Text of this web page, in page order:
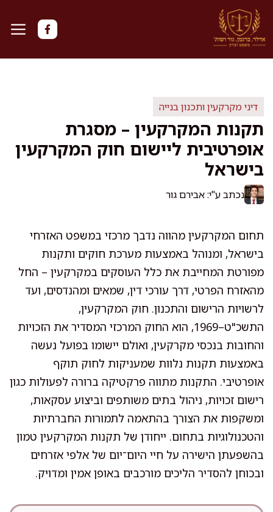
לדלג
לתוכן
דיני מקרקעין ותכנון בנייה
תקנות המקרקעין – מסגרת
אופרטיבית ליישום חוק המקרקעין
בישראל
נכתב ע"י: אבירם גור
תחום המקרקעין מהווה נדבך מרכזי במשפט האזרחי
בישראל, ומנוהל באמצעות מערכת חוקים ותקנות
מפורטת המחייבת את כלל העוסקים במקרקעין – החל
מהאזרח הפרטי, דרך עורכי דין, שמאים ומהנדסים, ועד
לרשויות הרישום והתכנון. חוק המקרקעין,
התשכ"ט–1969, הוא החוק המרכזי המסדיר את הזכויות
והחובות בנכסי מקרקעין, ואולם יישומו בפועל נעשה
באמצעות תקנות נלוות שמעניקות לחוק תוקף
אופרטיבי. התקנות מתווה פרקטיקה ברורה לפעולות כגון
רישום זכויות, ניהול בתים משותפים וביצוע עסקאות,
ומשקפות את הצורך בהתאמה לתמורות החברתיות
והטכנולוגיות בתחום. ייחודן של תקנות המקרקעין טמון
בהשפעתן הישירה על חיי היום־יום של אלפי אזרחים
ובכוחן להסדיר הליכים מורכבים באופן אמין ומדויק.